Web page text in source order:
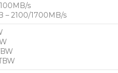
s
– 2100/1700MB/s